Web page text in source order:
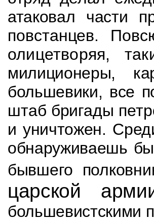
атаковал части
повстанцев.
олицетворяя,
милиционеры,
большевики, все
штаб бригады
и уничтожен.
обнаруживаешь
бывшего
царской
большевистскими